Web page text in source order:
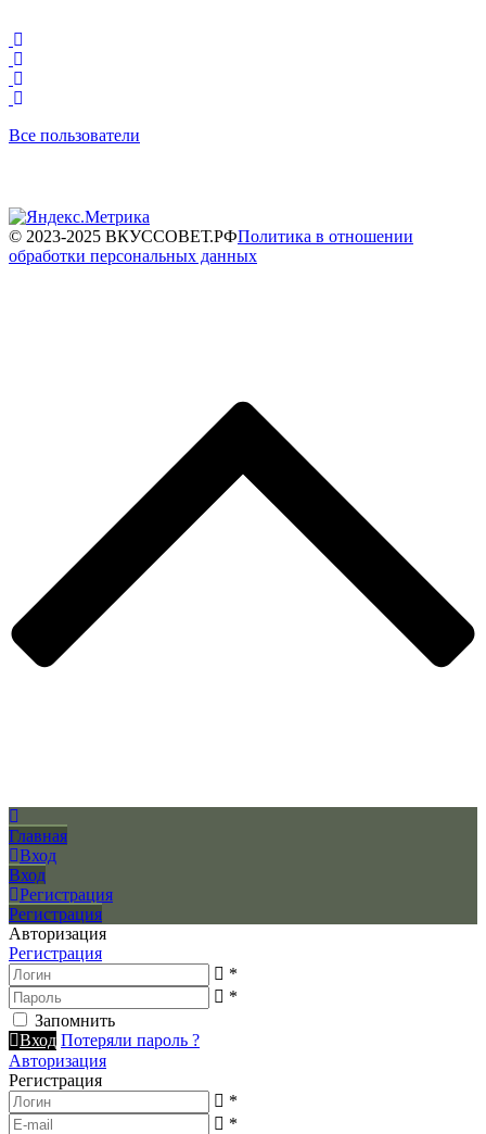
Все пользователи
© 2023-2025 ВКУССОВЕТ.РФПолитика в отношении
обработки персональных данных
Главная
Вход
Вход
Регистрация
Регистрация
Авторизация
Регистрация
*
*
Запомнить
Вход Потеряли пароль ?
Авторизация
Регистрация
*
*